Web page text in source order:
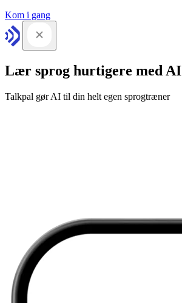
Kom i gang
Lær sprog hurtigere med AI
Talkpal gør AI til din helt egen sprogtræner